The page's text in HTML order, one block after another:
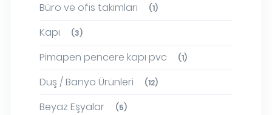
Büro ve ofis takımları (1)
Kapı (3)
Pimapen pencere kapı pvc (1)
Duş / Banyo Ürünleri (12)
Beyaz Eşyalar (5)